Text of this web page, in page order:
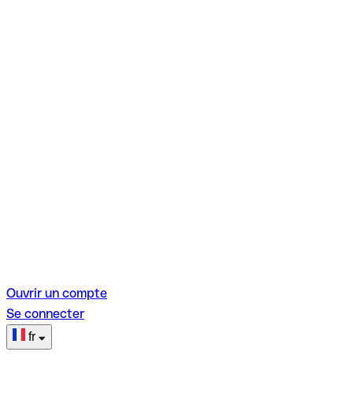
Ouvrir un compte
Se connecter
fr